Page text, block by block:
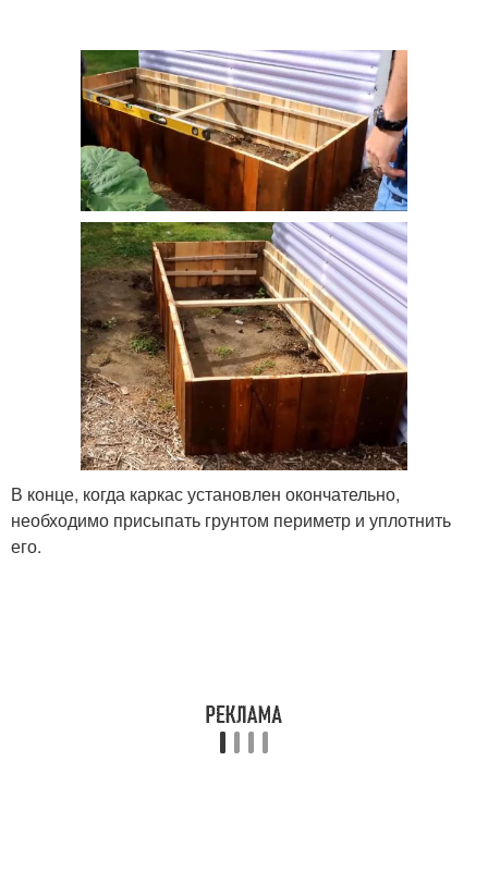
В конце, когда каркас установлен окончательно,
необходимо присыпать грунтом периметр и уплотнить
его.